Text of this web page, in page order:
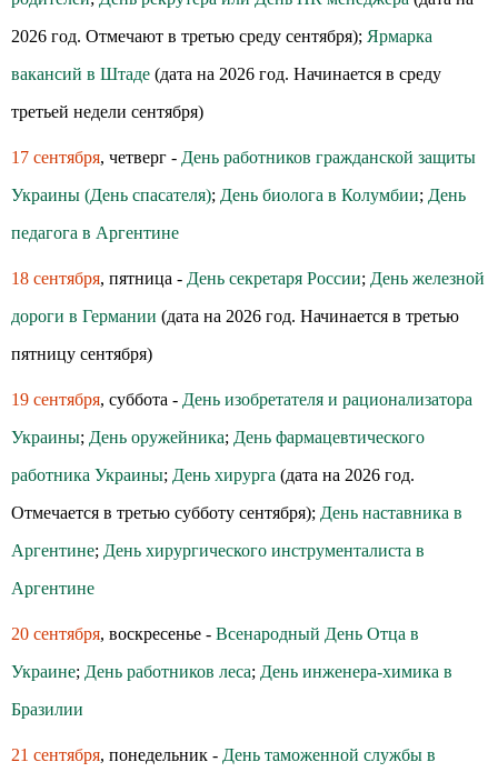
2026 год. Отмечают в третью среду сентября); Ярмарка
вакансий в Штаде (дата на 2026 год. Начинается в среду
третьей недели сентября)
17 сентября, четверг - День работников гражданской защиты
Украины (День спасателя); День биолога в Колумбии; День
педагога в Аргентине
18 сентября, пятница - День секретаря России; День железной
дороги в Германии (дата на 2026 год. Начинается в третью
пятницу сентября)
19 сентября, суббота - День изобретателя и рационализатора
Украины; День оружейника; День фармацевтического
работника Украины; День хирурга (дата на 2026 год.
Отмечается в третью субботу сентября); День наставника в
Аргентине; День хирургического инструменталиста в
Аргентине
20 сентября, воскресенье - Всенародный День Отца в
Украине; День работников леса; День инженера-химика в
Бразилии
21 сентября, понедельник - День таможенной службы в